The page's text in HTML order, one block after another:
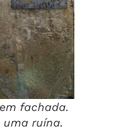
fachada.
uma ruína.